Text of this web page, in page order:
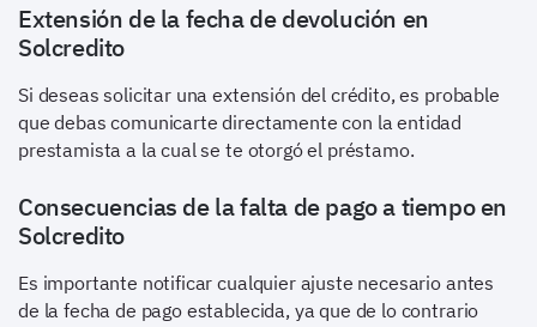
Extensión de la fecha de devolución en
Solcredito
Si deseas solicitar una extensión del crédito, es probable
que debas comunicarte directamente con la entidad
prestamista a la cual se te otorgó el préstamo.
Consecuencias de la falta de pago a tiempo en
Solcredito
Es importante notificar cualquier ajuste necesario antes
de la fecha de pago establecida, ya que de lo contrario